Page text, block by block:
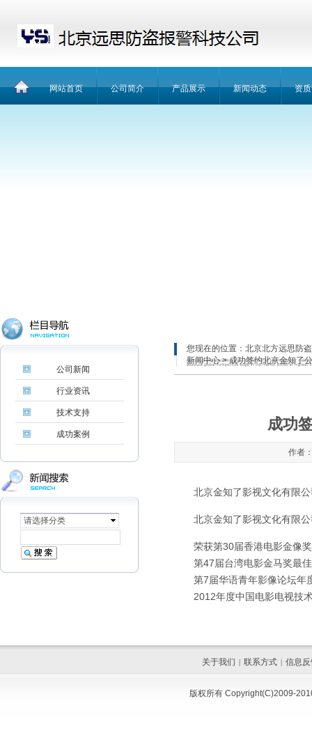
网站首页 公司简介 产品展示 新闻动态 资
公司新闻
行业资讯
技术支持
成功案例
请选择分类
您现在的位置： 北京北方远思防
新闻中心> 成功签约北京金知了
成功
作者
北京金知了影视文化有限
北京金知了影视文化有限
荣获第30届香港电影金像
第47届台湾电影金马奖最佳
第7届华语青年影像论坛年
2012年度中国电影电视技术
关于我们 | 联系方式 | 信息
版权所有 Copyright(C)2009-